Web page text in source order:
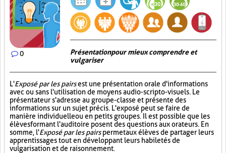
0
Présentation pour mieux comprendre et
vulgariser
L'Exposé par les pairsest une présentation orale d'informations
avec ou sans l'utilisation de moyens audio-scripto-visuels. Le
présentateur s'adresse au groupe-classe et présente des
informations sur un sujet précis. L'exposé peut se faire de
manière individuelle ou en petits groupes. Il est possible que les
élèves formant l'auditoire posent des questions aux orateurs. En
somme, l'Exposé par les pairspermet aux élèves de partager leurs
apprentissages tout en développant leurs habiletés de
vulgarisation et de raisonnement.